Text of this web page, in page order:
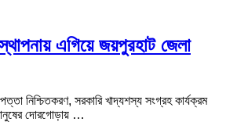
এগিয়ে জয়পুরহাট জেলা
নিশ্চিতকরণ, সরকারি খাদ্যশস্য সংগ্রহ কার্যক্রম
দোরগোড়ায় …